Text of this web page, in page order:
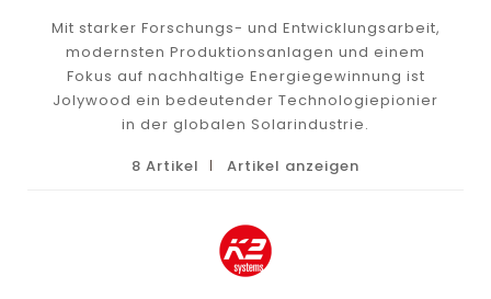
Mit starker Forschungs- und Entwicklungsarbeit,
modernsten Produktionsanlagen und einem
Fokus auf nachhaltige Energiegewinnung ist
Jolywood ein bedeutender Technologiepionier
in der globalen Solarindustrie.
8 Artikel
Artikel anzeigen